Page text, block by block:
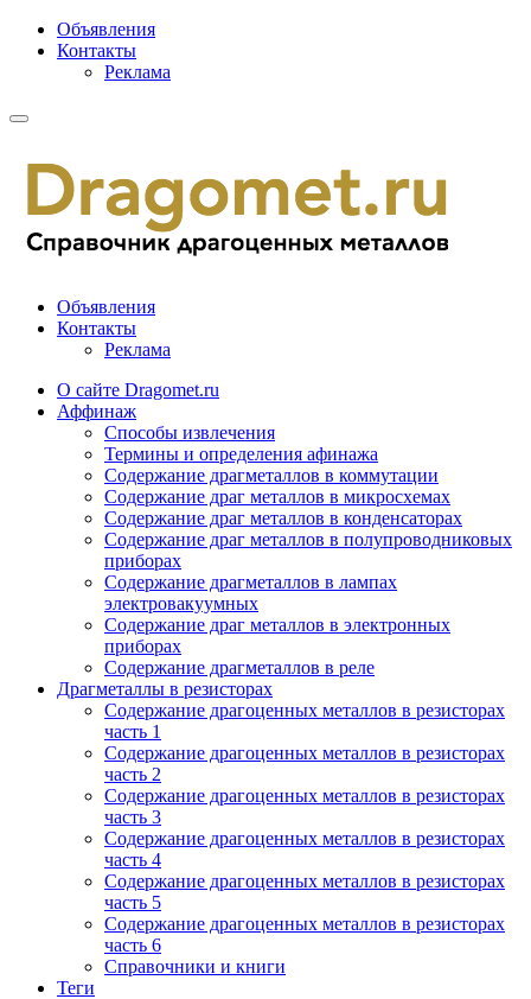
Объявления
Контакты
Реклама
Объявления
Контакты
Реклама
О сайте Dragomet.ru
Аффинаж
Способы извлечения
Термины и определения афинажа
Содержание драгметаллов в коммутации
Содержание драг металлов в микросхемах
Содержание драг металлов в конденсаторах
Содержание драг металлов в полупроводниковых
приборах
Содержание драгметаллов в лампах
электровакуумных
Содержание драг металлов в электронных
приборах
Содержание драгметаллов в реле
Драгметаллы в резисторах
Содержание драгоценных металлов в резисторах
часть 1
Содержание драгоценных металлов в резисторах
часть 2
Содержание драгоценных металлов в резисторах
часть 3
Содержание драгоценных металлов в резисторах
часть 4
Содержание драгоценных металлов в резисторах
часть 5
Содержание драгоценных металлов в резисторах
часть 6
Справочники и книги
Теги